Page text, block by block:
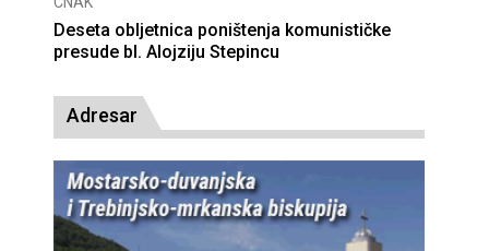
nadbiskupa Petra Čule
Deseta obljetnica
Adresar